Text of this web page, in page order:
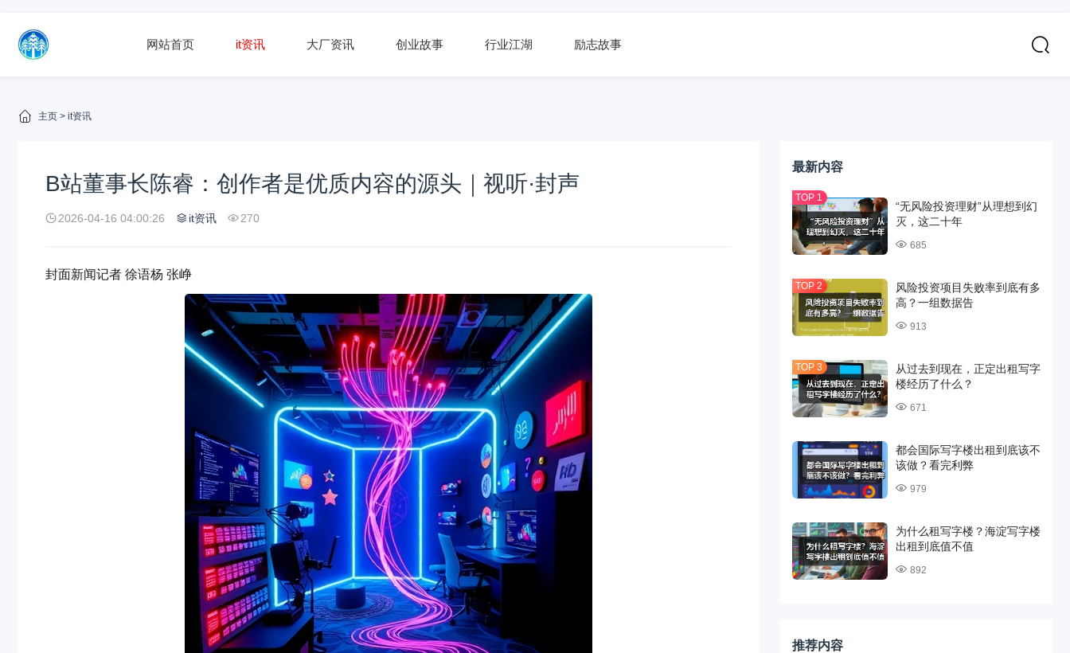
网站首页 it资讯 大厂资讯 创业故事 行业江湖 励志故事
主页 > it资讯
B站董事长陈睿：创作者是优质内容的源头｜视听·封声
2026-04-16 04:00:26 it资讯 270
封面新闻记者 徐语杨 张峥
最新内容
“无风险投资理财”从理想到幻
灭，这二十年
685
风险投资项目失败率到底有多
高？一组数据告
913
从过去到现在，正定出租写字
楼经历了什么？
671
都会国际写字楼出租到底该不
该做？看完利弊
979
为什么租写字楼？海淀写字楼
出租到底值不值
892
推荐内容